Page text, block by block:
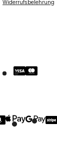
Widerrufsbelehrung